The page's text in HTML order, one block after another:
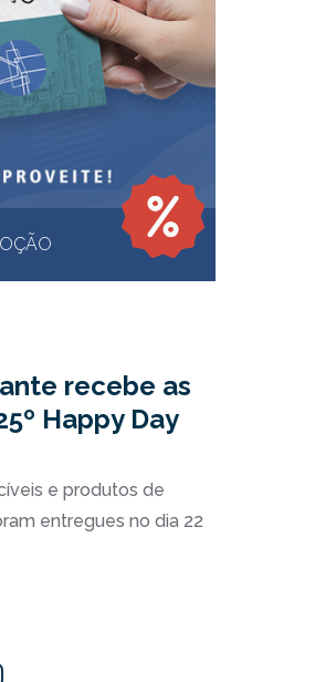
recebe as
Happy Day
e produtos de
entregues no dia 22